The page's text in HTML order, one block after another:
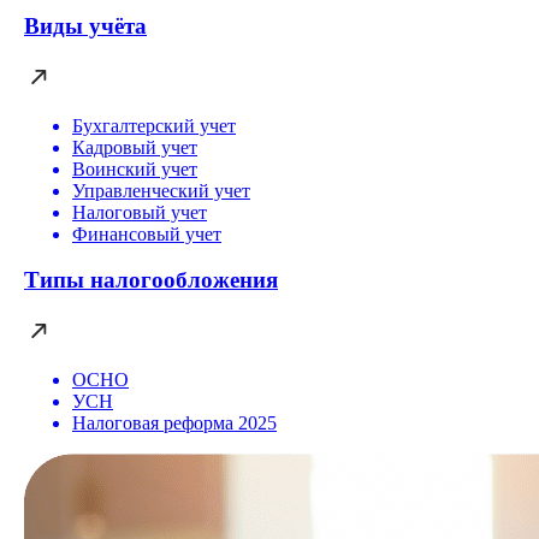
Виды учёта
Бухгалтерский учет
Кадровый учет
Воинский учет
Управленческий учет
Налоговый учет
Финансовый учет
Типы налогообложения
ОСНО
УСН
Налоговая реформа 2025